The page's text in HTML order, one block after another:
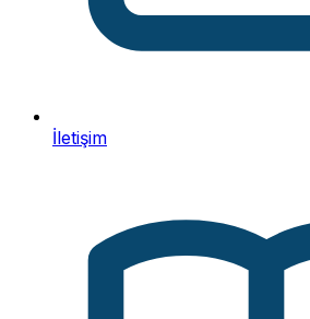
İletişim